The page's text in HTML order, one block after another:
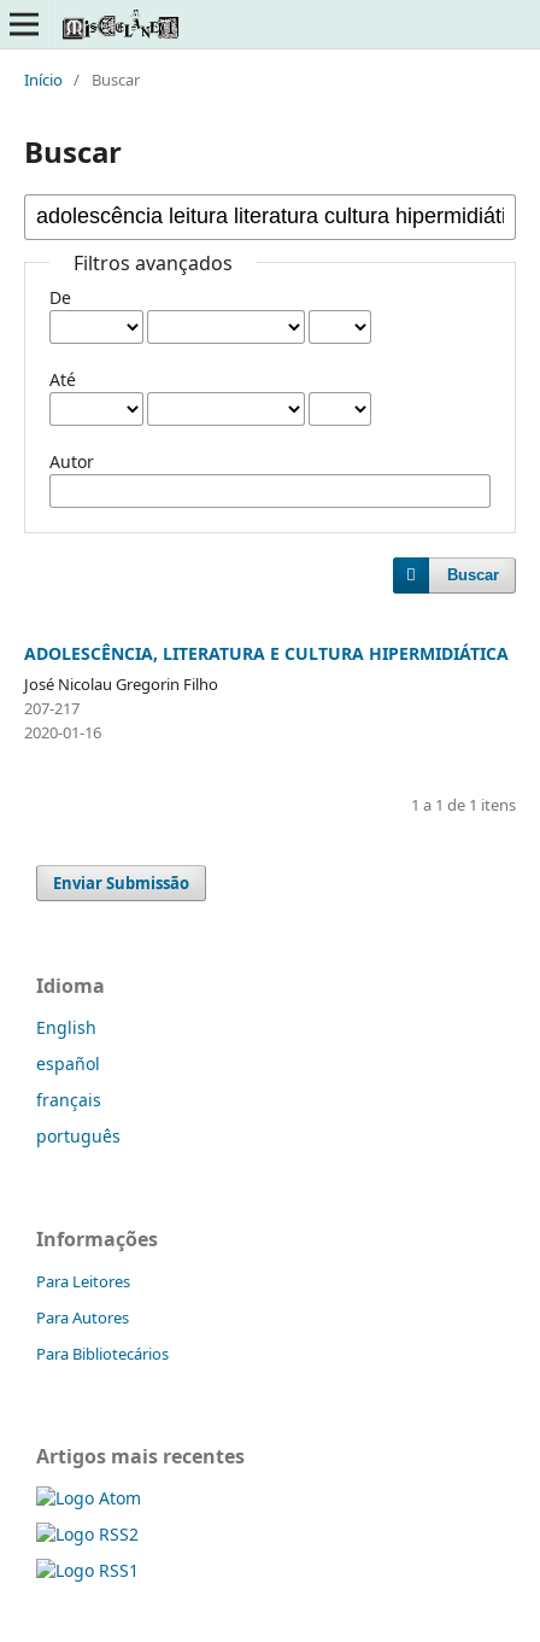
Início / Buscar
Buscar
Filtros avançados
De
Até
Autor
Buscar
ADOLESCÊNCIA, LITERATURA E CULTURA HIPERMIDIÁTICA
José Nicolau Gregorin Filho
207-217
2020-01-16
1 a 1 de 1 itens
Enviar Submissão
Idioma
English
español
français
português
Informações
Para Leitores
Para Autores
Para Bibliotecários
Artigos mais recentes